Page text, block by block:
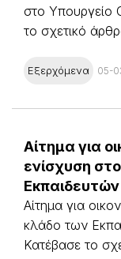
στο Υπουργείο
το σχετικό
Εξερχόμενα 05-
Αίτημα για
ενίσχυση
Αίτημα για
κλάδο των
Κατέβασε το